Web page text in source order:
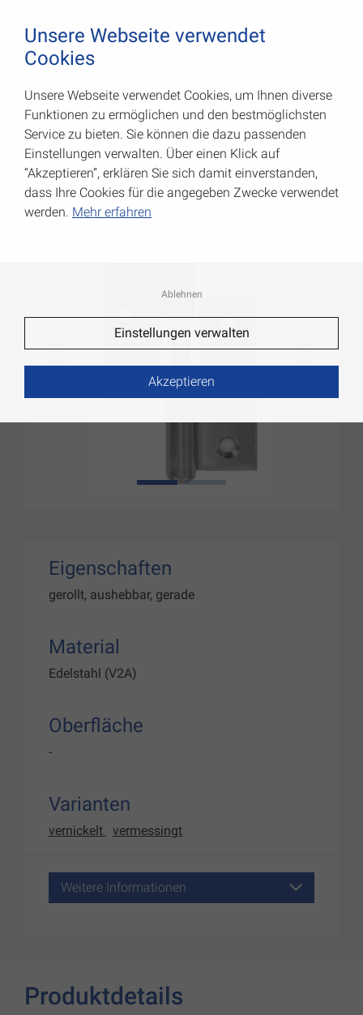
Normenscharniere
Art.-Nr.: 010620050
1
Eigenschaften
gerollt, aushebbar, gerade
Material
Edelstahl (V2A)
Oberfläche
-
Varianten
vernickelt vermessingt
Weitere Informationen
Produktdetails
Unsere Webseite verwendet
Cookies
Unsere Webseite verwendet Cookies, um Ihnen diverse
Funktionen zu ermöglichen und den bestmöglichsten
Service zu bieten. Sie können die dazu passenden
Einstellungen verwalten. Über einen Klick auf
“Akzeptieren”, erklären Sie sich damit einverstanden,
dass Ihre Cookies für die angegeben Zwecke verwendet
werden. Mehr erfahren
Ablehnen
Einstellungen verwalten
Akzeptieren